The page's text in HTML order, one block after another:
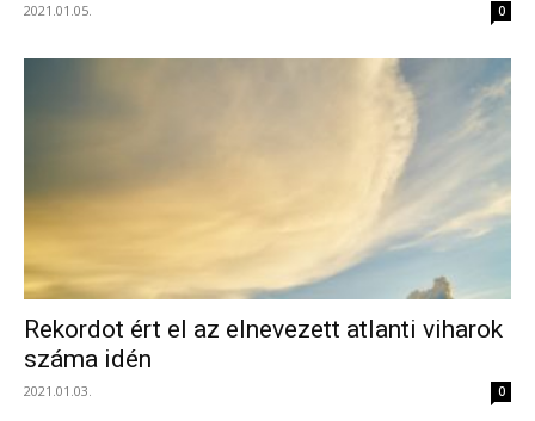
2021.01.05. 0
Rekordot ért el az elnevezett atlanti viharok
száma idén
2021.01.03. 0